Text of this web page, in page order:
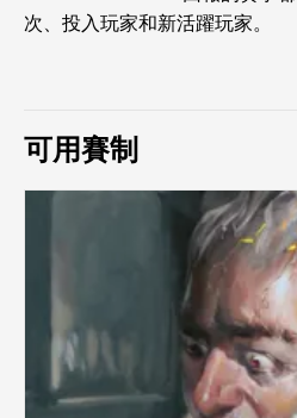
次、投入玩家和新活躍玩家。
可用賽制